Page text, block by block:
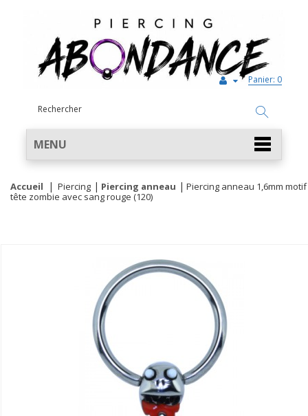
Panier: 0
MENU
Accueil Piercing Piercing anneau
Piercing anneau 1,6mm motif
tête zombie avec sang rouge (120)